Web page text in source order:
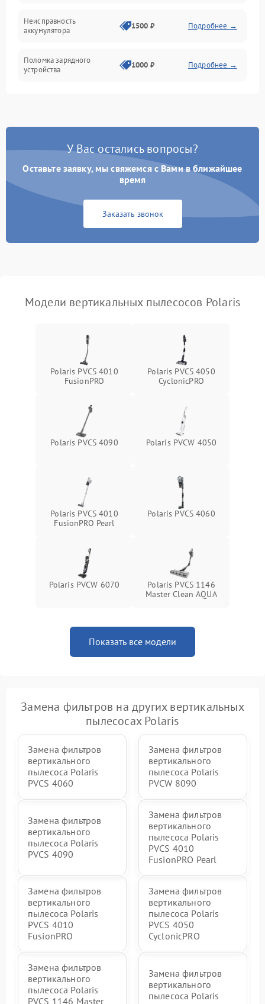
Привод
Электронные компоненты
Неисправность
аккумулятора
1500 ₽ Подробнее →
Поломка зарядного
устройства
1000 ₽ Подробнее →
Поломка кнопки
Неисправность системы
1000 ₽ Подробнее →
Неисправность системы
1000 ₽
Поломка системы
управления
1500 ₽ Подробнее →
освещения (если есть)
Повреждение внутренних
500 ₽ Подробнее →
Поломка системы защиты
У Вас остались вопросы?
Оставьте заявку, мы свяжемся с Вами в ближайшее
время
Заказать звонок
Модели вертикальных пылесосов Polaris
Polaris PVCS 4010
FusionPRO
Polaris PVCS 4050
CyclonicPRO
Polaris PVCS 4090 Polaris PVCW 4050
Polaris PVCS 4010
FusionPRO Pearl
Polaris PVCS 4060
Polaris PVCW 6070
Polaris PVCS 1146
Master Clean AQUA
Показать все модели
Замена фильтров на других вертикальных
пылесосах Polaris
Замена фильтров
вертикального
пылесоса Polaris
PVCS 4060
Замена фильтров
вертикального
пылесоса Polaris
PVCW 8090
Замена фильтров
вертикального
пылесоса Polaris
PVCS 4090
Замена фильтров
вертикального
пылесоса Polaris
PVCS 4010
FusionPRO Pearl
Замена фильтров
вертикального
пылесоса Polaris
PVCS 4010
FusionPRO
Замена фильтров
вертикального
пылесоса Polaris
PVCS 4050
CyclonicPRO
Замена фильтров
вертикального
пылесоса Polaris
PVCS 1146 Master
Замена фильтров
вертикального
пылесоса Polaris